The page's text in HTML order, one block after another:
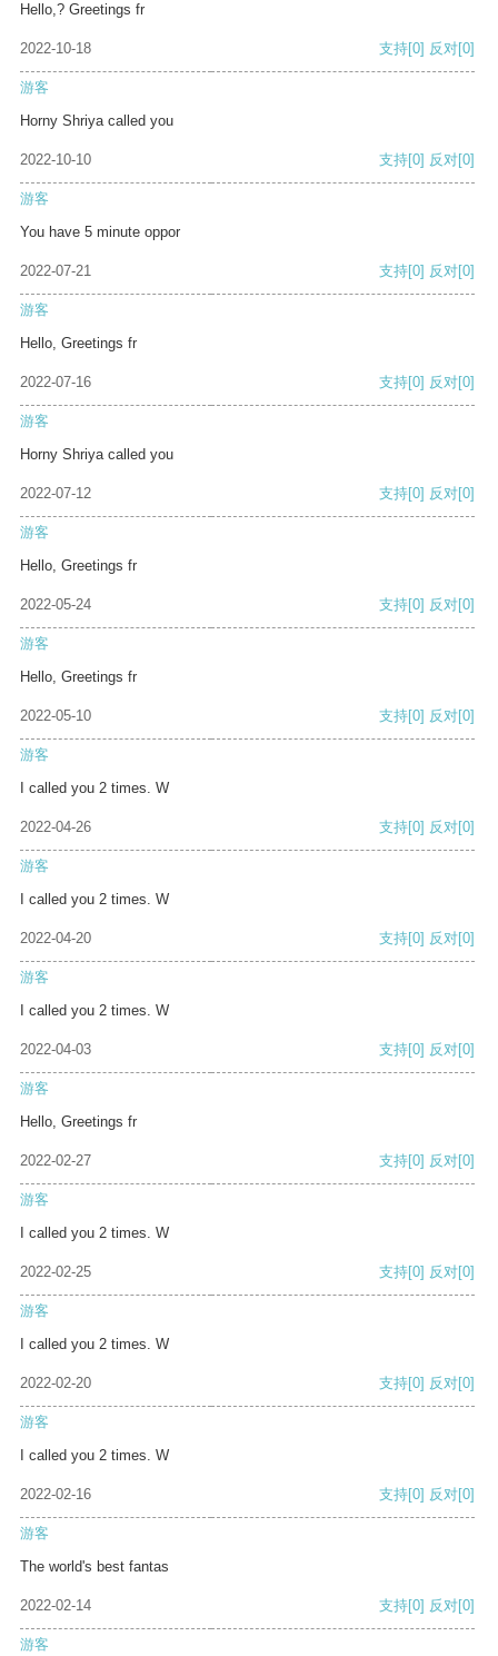
Hello,? Greetings fr
2022-10-18 支持[0] 反对[0]
游客
Horny Shriya called you
2022-10-10 支持[0] 反对[0]
游客
You have 5 minute oppor
2022-07-21 支持[0] 反对[0]
游客
Hello, Greetings fr
2022-07-16 支持[0] 反对[0]
游客
Horny Shriya called you
2022-07-12 支持[0] 反对[0]
游客
Hello, Greetings fr
2022-05-24 支持[0] 反对[0]
游客
Hello, Greetings fr
2022-05-10 支持[0] 反对[0]
游客
I called you 2 times. W
2022-04-26 支持[0] 反对[0]
游客
I called you 2 times. W
2022-04-20 支持[0] 反对[0]
游客
I called you 2 times. W
2022-04-03 支持[0] 反对[0]
游客
Hello, Greetings fr
2022-02-27 支持[0] 反对[0]
游客
I called you 2 times. W
2022-02-25 支持[0] 反对[0]
游客
I called you 2 times. W
2022-02-20 支持[0] 反对[0]
游客
I called you 2 times. W
2022-02-16 支持[0] 反对[0]
游客
The world's best fantas
2022-02-14 支持[0] 反对[0]
游客